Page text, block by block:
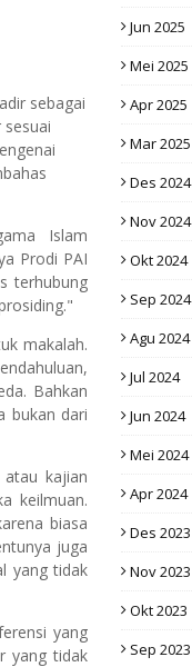
sebagai
Islam
Prodi PAI
terhubung
makalah.
Bahkan
bukan dari
kajian
keilmuan.
biasa
juga
yang tidak
yang
yang tidak
Jun 2025
Mei 2025
Apr 2025
Mar 2025
Des 2024
Nov 2024
Okt 2024
Sep 2024
Agu 2024
Jul 2024
Jun 2024
Mei 2024
Apr 2024
Des 2023
Nov 2023
Okt 2023
Sep 2023